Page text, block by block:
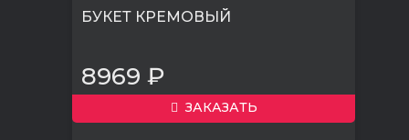
БУКЕТ КРЕМОВЫЙ
8969 ₽
ЗАКАЗАТЬ